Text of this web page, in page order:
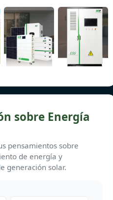
sobre Energía
pensamientos sobre
de energía y
generación solar.